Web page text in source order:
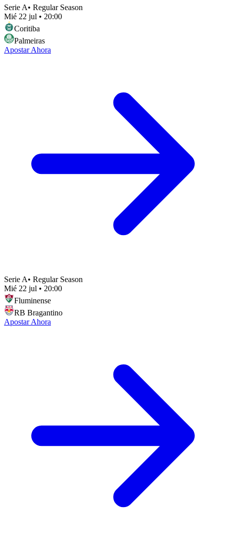
Serie A• Regular Season
Mié 22 jul • 20:00
Coritiba
Palmeiras
Apostar Ahora
Serie A• Regular Season
Mié 22 jul • 20:00
Fluminense
RB Bragantino
Apostar Ahora